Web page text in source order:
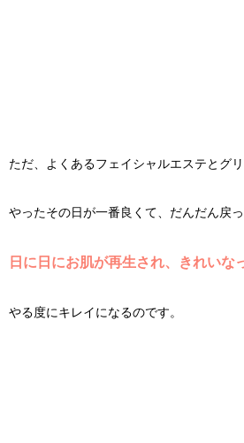
ただ、よくあるフェイシャルエステとグ
やったその日が一番良くて、だんだん戻っ
日に日にお肌が再生され、きれいな
やる度にキレイになるのです。